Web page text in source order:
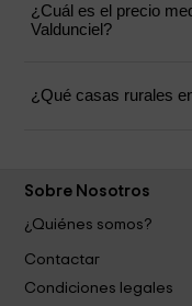
¿Cuál es el precio
Valdunciel?
¿Qué casas rurales
Sobre Nosotros
¿Quiénes somos?
Contactar
Condiciones legales